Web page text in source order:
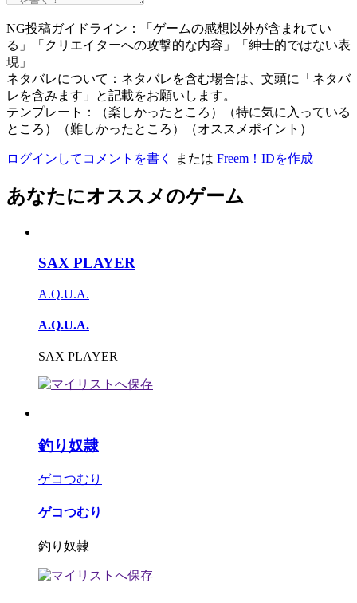
NG投稿ガイドライン：「ゲームの感想以外が含まれてい
る」「クリエイターへの攻撃的な内容」「紳士的ではない表
現」
ネタバレについて：ネタバレを含む場合は、文頭に「ネタバ
レを含みます」と記載をお願いします。
テンプレート：（楽しかったところ）（特に気に入っている
ところ）（難しかったところ）（オススメポイント）
ログインしてコメントを書く または Freem！IDを作成
あなたにオススメのゲーム
SAX PLAYER
A.Q.U.A.
A.Q.U.A.
SAX PLAYER
釣り奴隷
ゲコつむり
ゲコつむり
釣り奴隷